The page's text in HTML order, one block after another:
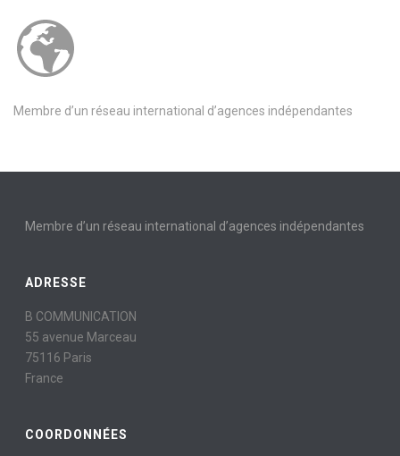
Membre d’un réseau international d’agences indépendantes
Membre d’un réseau international d’agences indépendantes
ADRESSE
B COMMUNICATION
55 avenue Marceau
75116 Paris
France
COORDONNÉES